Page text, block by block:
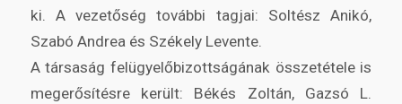
ki. A vezetőség további tagjai: Soltész Anikó,
Szabó Andrea és Székely Levente.
A társaság felügyelőbizottságának összetétele is
megerősítésre került: Békés Zoltán, Gazsó L.